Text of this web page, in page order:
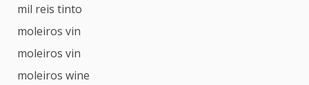
mil reis tinto
moleiros vin
moleiros vin
moleiros wine